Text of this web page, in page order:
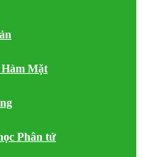
Mặt
Phân tử